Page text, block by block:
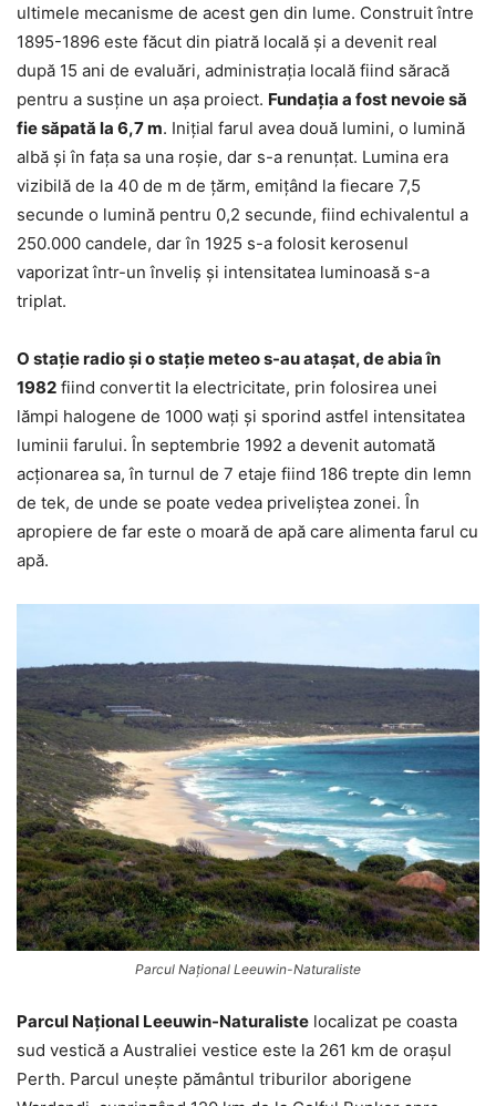
ultimele mecanisme de acest gen din lume. Construit între
1895-1896 este făcut din piatră locală și a devenit real
după 15 ani de evaluări, administrația locală fiind săracă
pentru a susține un așa proiect. Fundația a fost nevoie să
fie săpată la 6,7 m. Inițial farul avea două lumini, o lumină
albă și în fața sa una roșie, dar s-a renunțat. Lumina era
vizibilă de la 40 de m de țărm, emițând la fiecare 7,5
secunde o lumină pentru 0,2 secunde, fiind echivalentul a
250.000 candele, dar în 1925 s-a folosit kerosenul
vaporizat într-un înveliș și intensitatea luminoasă s-a
triplat.
O stație radio și o stație meteo s-au atașat, de abia în
1982 fiind convertit la electricitate, prin folosirea unei
lămpi halogene de 1000 wați și sporind astfel intensitatea
luminii farului. În septembrie 1992 a devenit automată
acționarea sa, în turnul de 7 etaje fiind 186 trepte din lemn
de tek, de unde se poate vedea priveliștea zonei. În
apropiere de far este o moară de apă care alimenta farul cu
apă.
Parcul Național Leeuwin-Naturaliste
Parcul Național Leeuwin-Naturaliste localizat pe coasta
sud vestică a Australiei vestice este la 261 km de orașul
Perth. Parcul unește pământul triburilor aborigene